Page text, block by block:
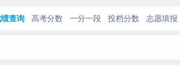
查询 高考分数 一分一段 投档分数 志愿填报